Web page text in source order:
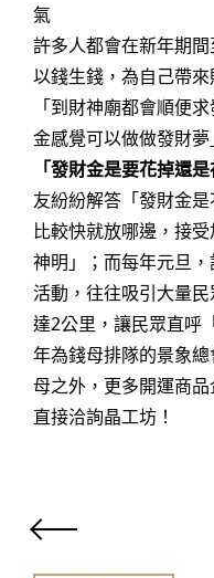
氣
許多人都會在新年期
以錢生錢，為自己帶
「到財神廟都會順便
金感覺可以做做發財夢
「發財金是要花掉還
友紛紛解答「發財金
比較快就放哪邊，接
神明」；而每年元旦
活動，往往吸引大量
達2公里，讓民眾直呼
年為錢母排隊的景象
母之外，更多開運商
直接洽詢晶工坊！